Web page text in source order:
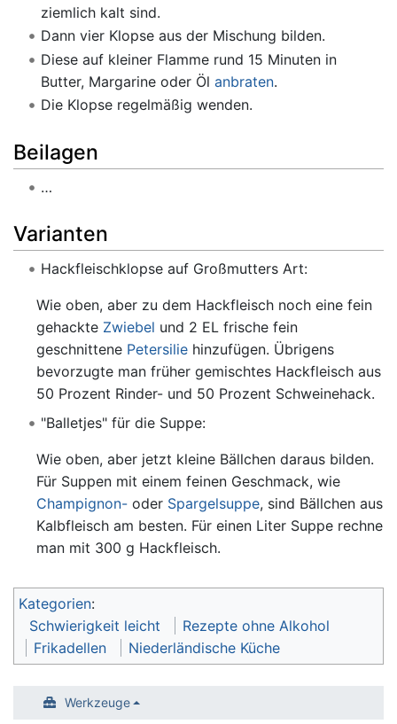
ziemlich kalt sind.
Dann vier Klopse aus der Mischung bilden.
Diese auf kleiner Flamme rund 15 Minuten in
Butter, Margarine oder Öl anbraten.
Die Klopse regelmäßig wenden.
Beilagen
…
Varianten
Hackfleischklopse auf Großmutters Art:
Wie oben, aber zu dem Hackfleisch noch eine fein
gehackte Zwiebel und 2 EL frische fein
geschnittene Petersiliehinzufügen. Übrigens
bevorzugte man früher gemischtes Hackfleisch aus
50 Prozent Rinder- und 50 Prozent Schweinehack.
"Balletjes" für die Suppe:
Wie oben, aber jetzt kleine Bällchen daraus bilden.
Für Suppen mit einem feinen Geschmack, wie
Champignon-oder Spargelsuppe, sind Bällchen aus
Kalbfleisch am besten. Für einen Liter Suppe rechne
man mit 300 g Hackfleisch.
Kategorien:
Schwierigkeit leicht
Rezepte ohne Alkohol
Frikadellen
Niederländische Küche
Werkzeuge